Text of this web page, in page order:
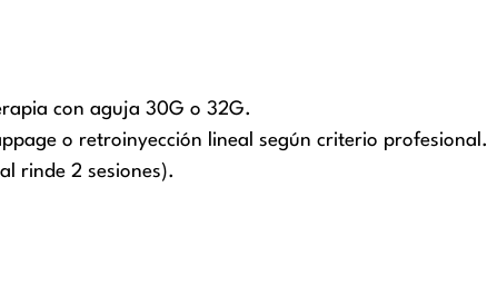
con aguja 30G o 32G.
o retroinyección lineal según criterio profesional.
rinde 2 sesiones).